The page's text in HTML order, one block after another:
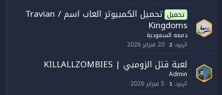
تحميل تحميل الكمبيوتر العاب اسم / Travian
Kingdoms
دمعه السعودية
الردود 2 20 فبراير 2026
لعبة قتل الزومبي | KILLALLZOMBIES
Admin
الردود 1 5 فبراير 2026